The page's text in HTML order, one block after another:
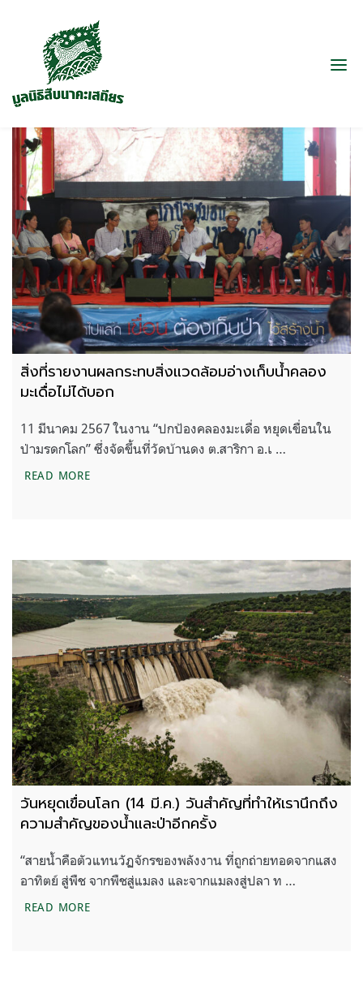
สิ่งที่รายงานผลกระทบสิ่งแวดล้อมอ่างเก็บน้ำคลอง
มะเดื่อไม่ได้บอก
11 มีนาคม 2567 ในงาน “ปกป้องคลองมะเดื่อ หยุดเขื่อนใน
ป่ามรดกโลก” ซึ่งจัดขึ้นที่วัดบ้านดง ต.สาริกา อ.เ …
READ MOREสิ่งที่รายงานผลกระทบสิ่งแวดล้อมอ่างเก็บน้ำคลองมะ
วันหยุดเขื่อนโลก (14 มี.ค.) วันสำคัญที่ทำให้เรานึกถึง
ความสำคัญของน้ำและป่าอีกครั้ง
“สายน้ำคือตัวแทนวัฏจักรของพลังงาน ที่ถูกถ่ายทอดจากแสง
อาทิตย์ สู่พืช จากพืชสู่แมลง และจากแมลงสู่ปลา ท …
READ MOREวันหยุดเขื่อนโลก (14 มี.ค.) วันสำคัญที่ทำให้เรานึกถึง